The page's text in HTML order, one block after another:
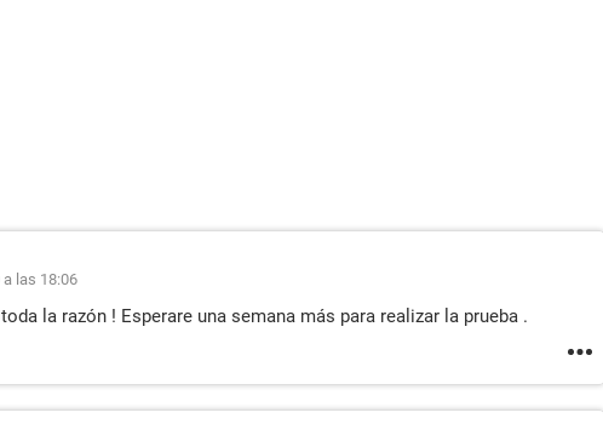
a las 18:06
la razón ! Esperare una semana más para realizar la prueba .